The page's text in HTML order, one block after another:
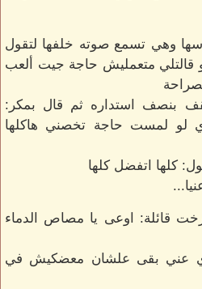
وهي تسمع صوته خلفها لتقول
قالتلي متعمليش حاجة جيت ألعب
بنصف استداره ثم قال بمكر:
لو لمست حاجة تخصني هاكلها
كلها اتفضل كلها
قائلة: اوعى يا مصاص الدماء
عني بقى علشان معضكيش في